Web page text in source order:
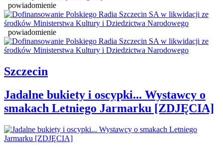
powiadomienie
powiadomienie
Szczecin
Jadalne bukiety i oscypki... Wystawcy o
smakach Letniego Jarmarku [ZDJĘCIA]